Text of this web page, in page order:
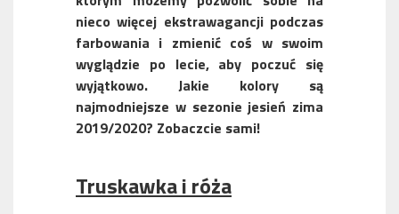
nieco więcej ekstrawagancji podczas
farbowania i zmienić coś w swoim
wyglądzie po lecie, aby poczuć się
wyjątkowo. Jakie kolory są
najmodniejsze w sezonie jesień zima
2019/2020? Zobaczcie sami!
Truskawka i róża